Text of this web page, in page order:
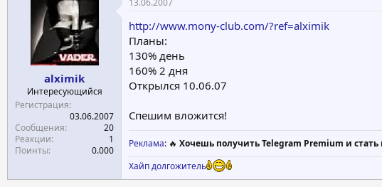
а
ч
а
л
а
alximik
Интересующийся
Регистрация
03.06.2007
Сообщения
20
Реакции
1
Поинты
0.000
13.06.2007
http://www.mony-club.com/?ref=alximik
Планы:
130% день
160% 2 дня
Открылся 10.06.07
Спешим вложится!
Реклама: 🔥 Хочешь получить Telegram Premium и стать
Хайп долгожитель